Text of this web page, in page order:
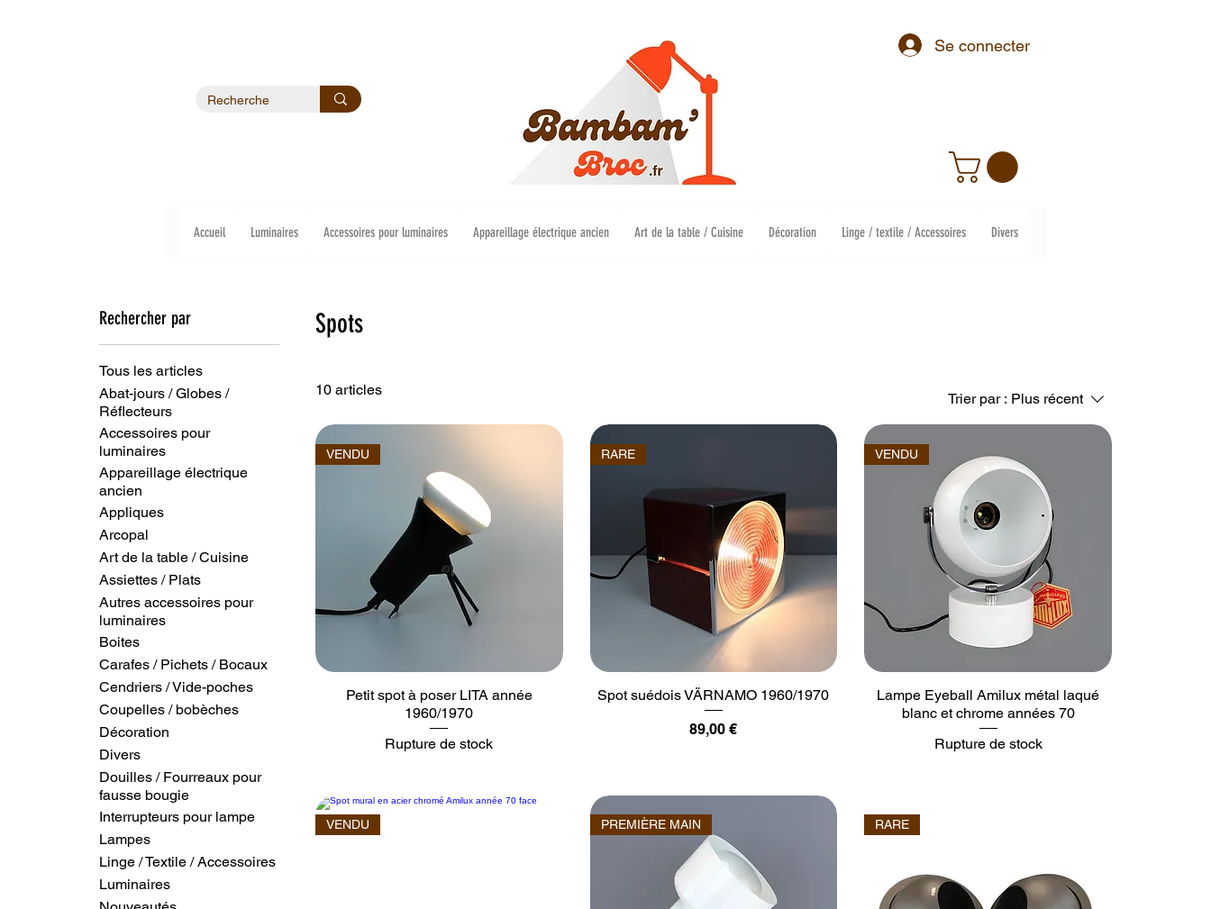
Se connecter
Accueil Luminaires Accessoires pour luminaires Appareillage électrique ancien Art de la table / Cuisine Décoration Linge / textile / Accessoires Divers
Rechercher par
Tous les articles
Abat-jours / Globes /
Réflecteurs
Accessoires pour
luminaires
Appareillage électrique
ancien
Appliques
Arcopal
Art de la table / Cuisine
Assiettes / Plats
Autres accessoires pour
luminaires
Boites
Carafes / Pichets / Bocaux
Cendriers / Vide-poches
Coupelles / bobèches
Décoration
Divers
Douilles / Fourreaux pour
fausse bougie
Interrupteurs pour lampe
Lampes
Linge / Textile / Accessoires
Luminaires
Spots
10 articles
Trier par : Plus récent
VENDU
Petit spot à poser LITA année
1960/1970
Rupture de stock
RARE
Spot suédois VÄRNAMO 1960/1970
Prix
89,00 €
VENDU
Lampe Eyeball Amilux métal laqué
blanc et chrome années 70
Rupture de stock
VENDU PREMIÈRE MAIN RARE